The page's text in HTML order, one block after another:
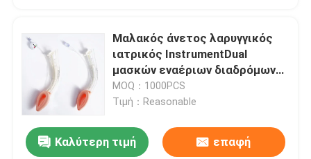
Μαλακός άνετος λαρυγγικός
ιατρικός InstrumentDual
μασκών εναέριων διαδρόμων
LMA εναέριος διάδρομος
μασκών μονάδων λούμεν
MOQ：1000PCS
Τιμή：Reasonable
Καλύτερη τιμή επαφή